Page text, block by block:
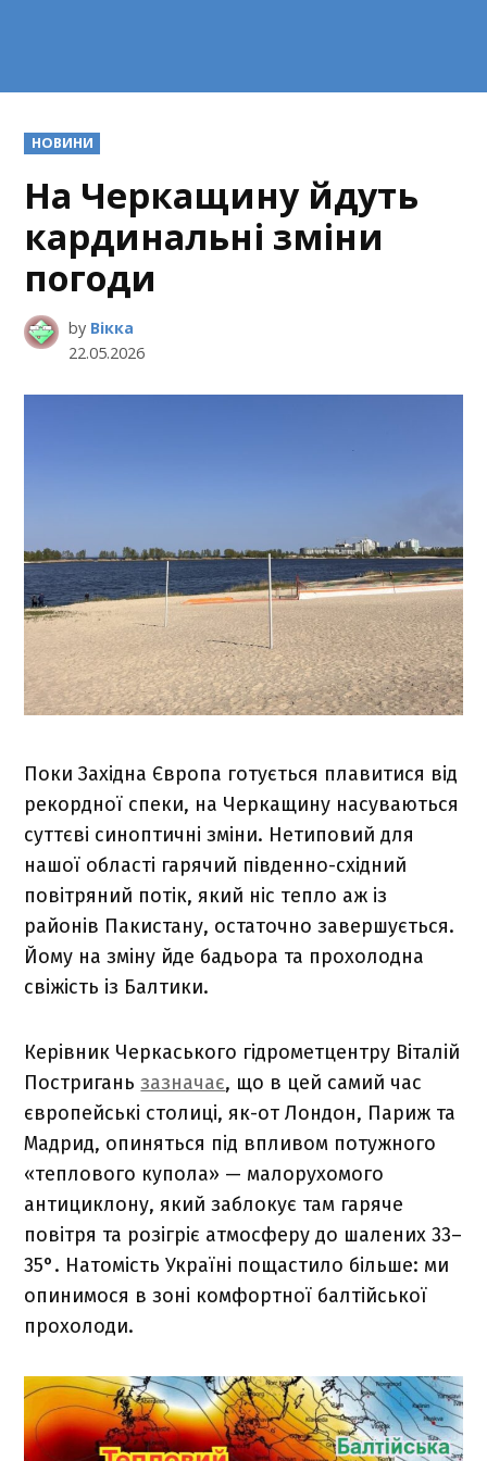
POSTED
IN
НОВИНИ
На Черкащину йдуть
кардинальні зміни
погоди
by Вікка
22.05.2026
Поки Західна Європа готується плавитися від
рекордної спеки, на Черкащину насуваються
суттєві синоптичні зміни. Нетиповий для
нашої області гарячий південно-східний
повітряний потік, який ніс тепло аж із
районів Пакистану, остаточно завершується.
Йому на зміну йде бадьора та прохолодна
свіжість із Балтики.
Керівник Черкаського гідрометцентру Віталій
Постриганьзазначає, що в цей самий час
європейські столиці, як-от Лондон, Париж та
Мадрид, опиняться під впливом потужного
«теплового купола» — малорухомого
антициклону, який заблокує там гаряче
повітря та розігріє атмосферу до шалених 33–
35°. Натомість Україні пощастило більше: ми
опинимося в зоні комфортної балтійської
прохолоди.